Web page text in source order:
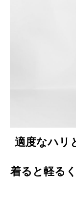
適度なハリ
着ると軽る